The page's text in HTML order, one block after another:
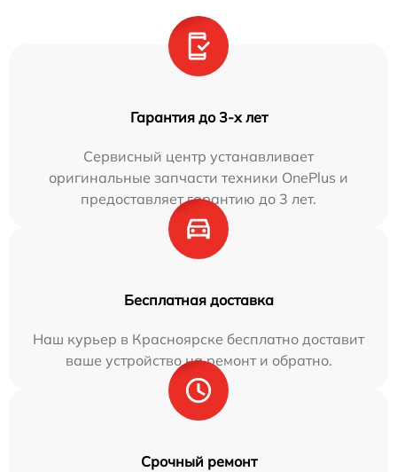
Гарантия до 3-х лет
Сервисный центр устанавливает
оригинальные запчасти техники OnePlus и
предоставляет гарантию до 3 лет.
Бесплатная доставка
Наш курьер в Красноярске бесплатно доставит
ваше устройство на ремонт и обратно.
Срочный ремонт